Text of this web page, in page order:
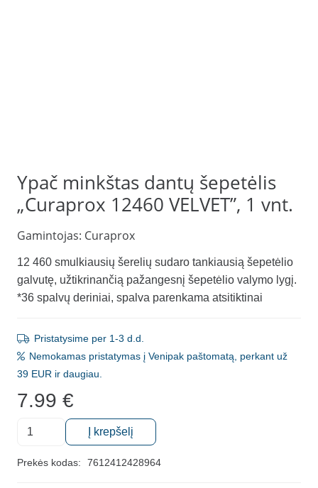
Ypač minkštas dantų šepetėlis
„Curaprox 12460 VELVET”, 1 vnt.
Gamintojas: Curaprox
12 460 smulkiausių šerelių sudaro tankiausią šepetėlio
galvutę, užtikrinančią pažangesnį šepetėlio valymo lygį.
*36 spalvų deriniai, spalva parenkama atsitiktinai
Pristatysime per 1-3 d.d.
Nemokamas pristatymas į Venipak paštomatą, perkant už
39 EUR ir daugiau.
7.99 €
produkto
Ypač
Į krepšelį
Prekės kodas: 7612412428964